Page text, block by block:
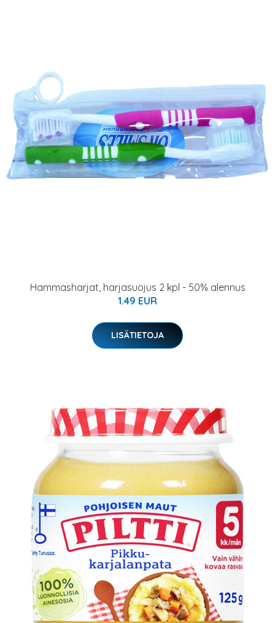
Hammasharjat, harjasuojus 2 kpl - 50% alennus
1.49 EUR
LISÄTIETOJA